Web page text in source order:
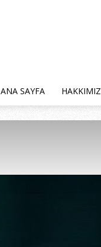
ANA SAYFA